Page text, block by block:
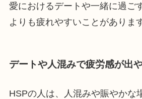
愛におけるデートや一緒に過ご
よりも疲れやすいことがありま
デートや人混みで疲労感が出
HSPの人は、人混みや賑やかな